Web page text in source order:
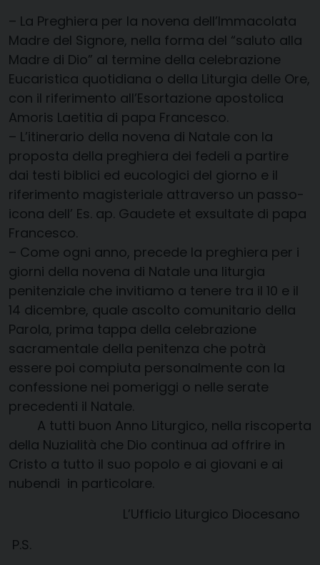
– La Preghiera per la novena dell’Immacolata
Madre del Signore, nella forma del “saluto alla
Madre di Dio” al termine della celebrazione
Eucaristica quotidiana o della Liturgia delle Ore,
con il riferimento all’Esortazione apostolica
Amoris Laetitia di papa Francesco.
– L’itinerario della novena di Natale con la
proposta della preghiera dei fedeli a partire
dai testi biblici ed eucologici del giorno e il
riferimento magisteriale attraverso un passo-
icona dell’ Es. ap. Gaudete et exsultate di papa
Francesco.
– Come ogni anno, precede la preghiera per i
giorni della novena di Natale una liturgia
penitenziale che invitiamo a tenere tra il 10 e il
14 dicembre, quale ascolto comunitario della
Parola, prima tappa della celebrazione
sacramentale della penitenza che potrà
essere poi compiuta personalmente con la
confessione nei pomeriggi o nelle serate
precedenti il Natale.
A tutti buon Anno Liturgico, nella riscoperta
della Nuzialità che Dio continua ad offrire in
Cristo a tutto il suo popolo e ai giovani e ai
nubendi in particolare.
L’Ufficio Liturgico Diocesano
P.S.